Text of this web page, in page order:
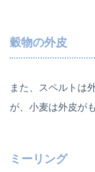
穀物の外皮
また、スペルトは
が、小麦は外皮が
ミーリング